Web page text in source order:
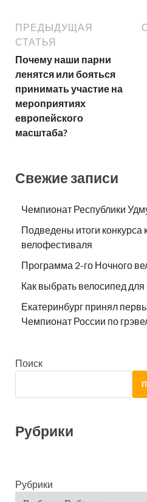
ПРЕДЫДУЩАЯ
СТАТЬЯ
Почему наши парни
ленятся или бояться
принимать участие на
мероприятиях
европейского
масштаба?
Свежие записи
Чемпионат Республики
Подведены итоги конкурса
велофестиваля
Программа 2-го Ночного
Как выбрать велосипед для
Екатеринбург принял
Чемпионат России по
Поиск
Рубрики
Рубрики